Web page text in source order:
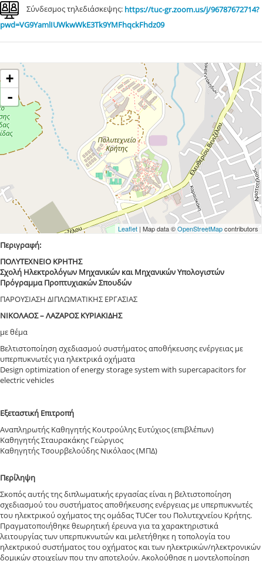
Σύνδεσμος τηλεδιάσκεψης: https://tuc-gr.zoom.us/j/96787672714?
pwd=VG9YamlIUWkwWkE3Tk9YMFhqckFhdz09
+
-
Leaflet| Map data ©OpenStreetMapcontributors
Περιγραφή:
ΠΟΛΥΤΕΧΝΕΙΟ ΚΡΗΤΗΣ
Σχολή Ηλεκτρολόγων Μηχανικών και Μηχανικών Υπολογιστών
Πρόγραμμα Προπτυχιακών Σπουδών
ΠΑΡΟΥΣΙΑΣΗ ΔΙΠΛΩΜΑΤΙΚΗΣ ΕΡΓΑΣΙΑΣ
ΝΙΚΟΛΑΟΣ – ΛΑΖΑΡΟΣ ΚΥΡΙΑΚΙΔΗΣ
με θέμα
Βελτιστοποίηση σχεδιασμού συστήματος αποθήκευσης ενέργειας με
υπερπυκνωτές για ηλεκτρικά οχήματα
Design optimization of energy storage system with supercapacitors for
electric vehicles
Εξεταστική Επιτροπή
Αναπληρωτής Καθηγητής Κουτρούλης Ευτύχιος (επιβλέπων)
Καθηγητής Σταυρακάκης Γεώργιος
Καθηγητής Τσουρβελούδης Νικόλαος (ΜΠΔ)
Περίληψη
Σκοπός αυτής της διπλωματικής εργασίας είναι η βελτιστοποίηση
σχεδιασμού του συστήματος αποθήκευσης ενέργειας με υπερπυκνωτές
του ηλεκτρικού οχήματος της ομάδας TUCer του Πολυτεχνείου Κρήτης.
Πραγματοποιήθηκε θεωρητική έρευνα για τα χαρακτηριστικά
λειτουργίας των υπερπυκνωτών και μελετήθηκε η τοπολογία του
ηλεκτρικού συστήματος του οχήματος και των ηλεκτρικών/ηλεκτρονικών
δομικών στοιχείων που την αποτελούν. Ακολούθησε η μοντελοποίηση